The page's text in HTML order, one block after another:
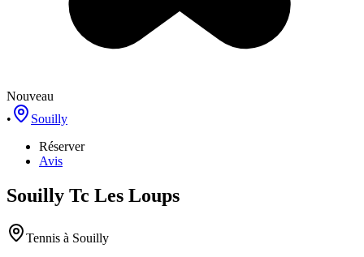
Nouveau
•
Souilly
Réserver
Avis
Souilly Tc Les Loups
Tennis à Souilly